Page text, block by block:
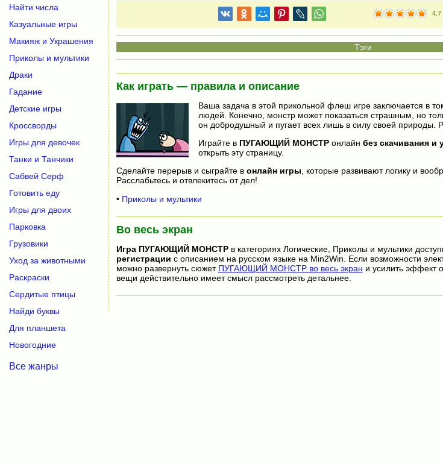
4.7
Как играть — правила и описание
Ваша задача в этой прикольной флеш игре заключается в
людей. Конечно, монстр может показаться страшным, но
он добродушный и пугает всех лишь в силу своей природы.
Играйте в ПУГАЮЩИЙ МОНСТРонлайн без скачивания и
открыть эту страницу.
Сделайте перерыв и сыграйте в онлайн игры, которые развивают логику и
Расслабьтесь и отвлекитесь от дел!
• Приколы и мультики
Во весь экран
Игра ПУГАЮЩИЙ МОНСТРв категориях Логические, Приколы и мультики
регистрации с описанием на русском языке на Min2Win. Если возможности
можно развернуть сюжет ПУГАЮЩИЙ МОНСТР во весь экран и усилить эффект
вещи действительно имеет смысл рассмотреть детальнее.
Найти числа
Казуальные игры
Макияж и Украшения
Приколы и мультики
Драки
Гадание
Детские игры
Кроссворды
Игры для девочек
Танки и Танчики
Сабвей Серф
Готовить еду
Игры для двоих
Парковка
Грузовики
Уход за животными
Раскраски
Сердитые птицы
Найди буквы
Для планшета
Новогодние
Все жанры